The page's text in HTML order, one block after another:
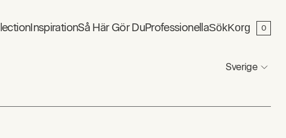
InspirationSå Här Gör DuProfessionellaSökKorg 0
Sverige